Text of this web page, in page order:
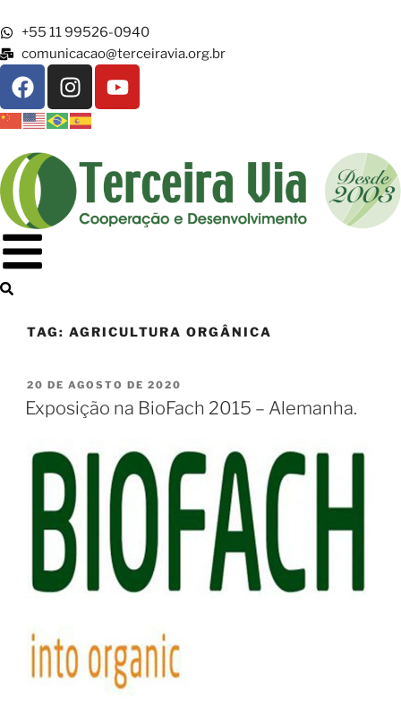
+55 11 99526-0940
comunicacao@terceiravia.org.br
TAG: AGRICULTURA ORGÂNICA
20 DE AGOSTO DE 2020
Exposição na BioFach 2015 – Alemanha.